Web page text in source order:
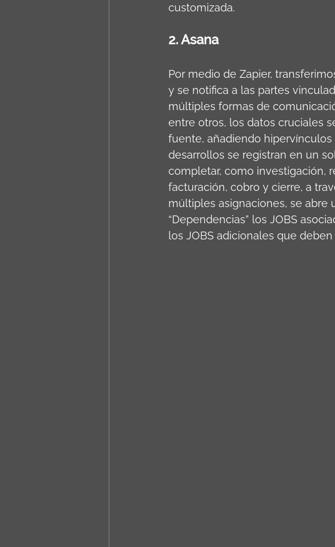
customizada.
2. Asana
Por medio de Zapier,
y se notifica a las partes
múltiples formas de
entre otros, los datos cruciales
fuente, añadiendo
desarrollos se registran en un
completar, como investigación,
facturación, cobro y cierre, a
múltiples asignaciones, se abre
“Dependencias” los JOBS
los JOBS adicionales que